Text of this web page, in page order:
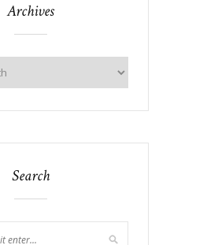
Archives
Search